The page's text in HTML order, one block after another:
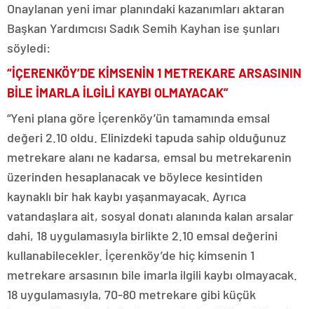
Onaylanan yeni imar planındaki kazanımları aktaran
Başkan Yardımcısı Sadık Semih Kayhan ise şunları
söyledi:
“İÇERENKÖY’DE KİMSENİN 1 METREKARE ARSASININ
BİLE İMARLA İLGİLİ KAYBI OLMAYACAK”
“Yeni plana göre İçerenköy’ün tamamında emsal
değeri 2.10 oldu. Elinizdeki tapuda sahip olduğunuz
metrekare alanı ne kadarsa, emsal bu metrekarenin
üzerinden hesaplanacak ve böylece kesintiden
kaynaklı bir hak kaybı yaşanmayacak. Ayrıca
vatandaşlara ait, sosyal donatı alanında kalan arsalar
dahi, 18 uygulamasıyla birlikte 2.10 emsal değerini
kullanabilecekler. İçerenköy’de hiç kimsenin 1
metrekare arsasının bile imarla ilgili kaybı olmayacak.
18 uygulamasıyla, 70-80 metrekare gibi küçük